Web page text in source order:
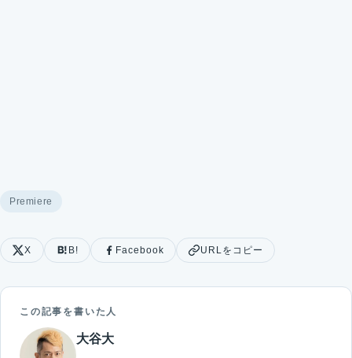
Premiere
X B! Facebook URLをコピー
この記事を書いた人
大谷大